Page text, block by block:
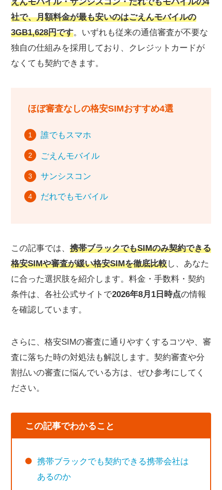
えんモバイル・サンシスコン・だれでもモバイルの4
社で、月額料金が最も安いのはごえんモバイルの
3GB1,628円です。いずれも従来の通信審査が不要な
独自の仕組みを採用しており、クレジットカードが
なくても契約できます。
ほぼ審査なしの格安SIMおすすめ4選
誰でもスマホ
ごえんモバイル
サンシスコン
だれでもモバイル
この記事では、 携帯ブラックでもSIMのみ契約できる
格安SIMや審査が緩い格安SIMを徹底比較し、あなた
に合った選択肢を紹介します。料金・手数料・契約
条件は、各社公式サイトで2026年8月1日時点の情報
を確認しています。
さらに、格安SIMの審査に通りやすくするコツや、審
査に落ちた時の対処法も解説します。契約審査や分
割払いの審査に悩んでいる方は、ぜひ参考にしてく
ださい。
この記事でわかること
携帯ブラックでも契約できる携帯会社は
あるのか